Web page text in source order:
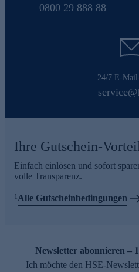
0800 29 888 88
24/7 E-
Ihre Gutschein-
Einfach einlösen und sofort
volle Transparenz.
1 Alle Gutscheinbedingungen
Newsletter abonnieren –
Ich möchte den HSE-